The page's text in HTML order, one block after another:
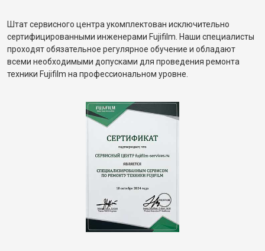
Штат сервисного центра укомплектован исключительно
сертифицированными инженерами Fujifilm. Наши специалисты
проходят обязательное регулярное обучение и обладают
всеми необходимыми допусками для проведения ремонта
техники Fujifilm на профессиональном уровне.